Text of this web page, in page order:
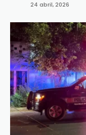
24 abril, 2026